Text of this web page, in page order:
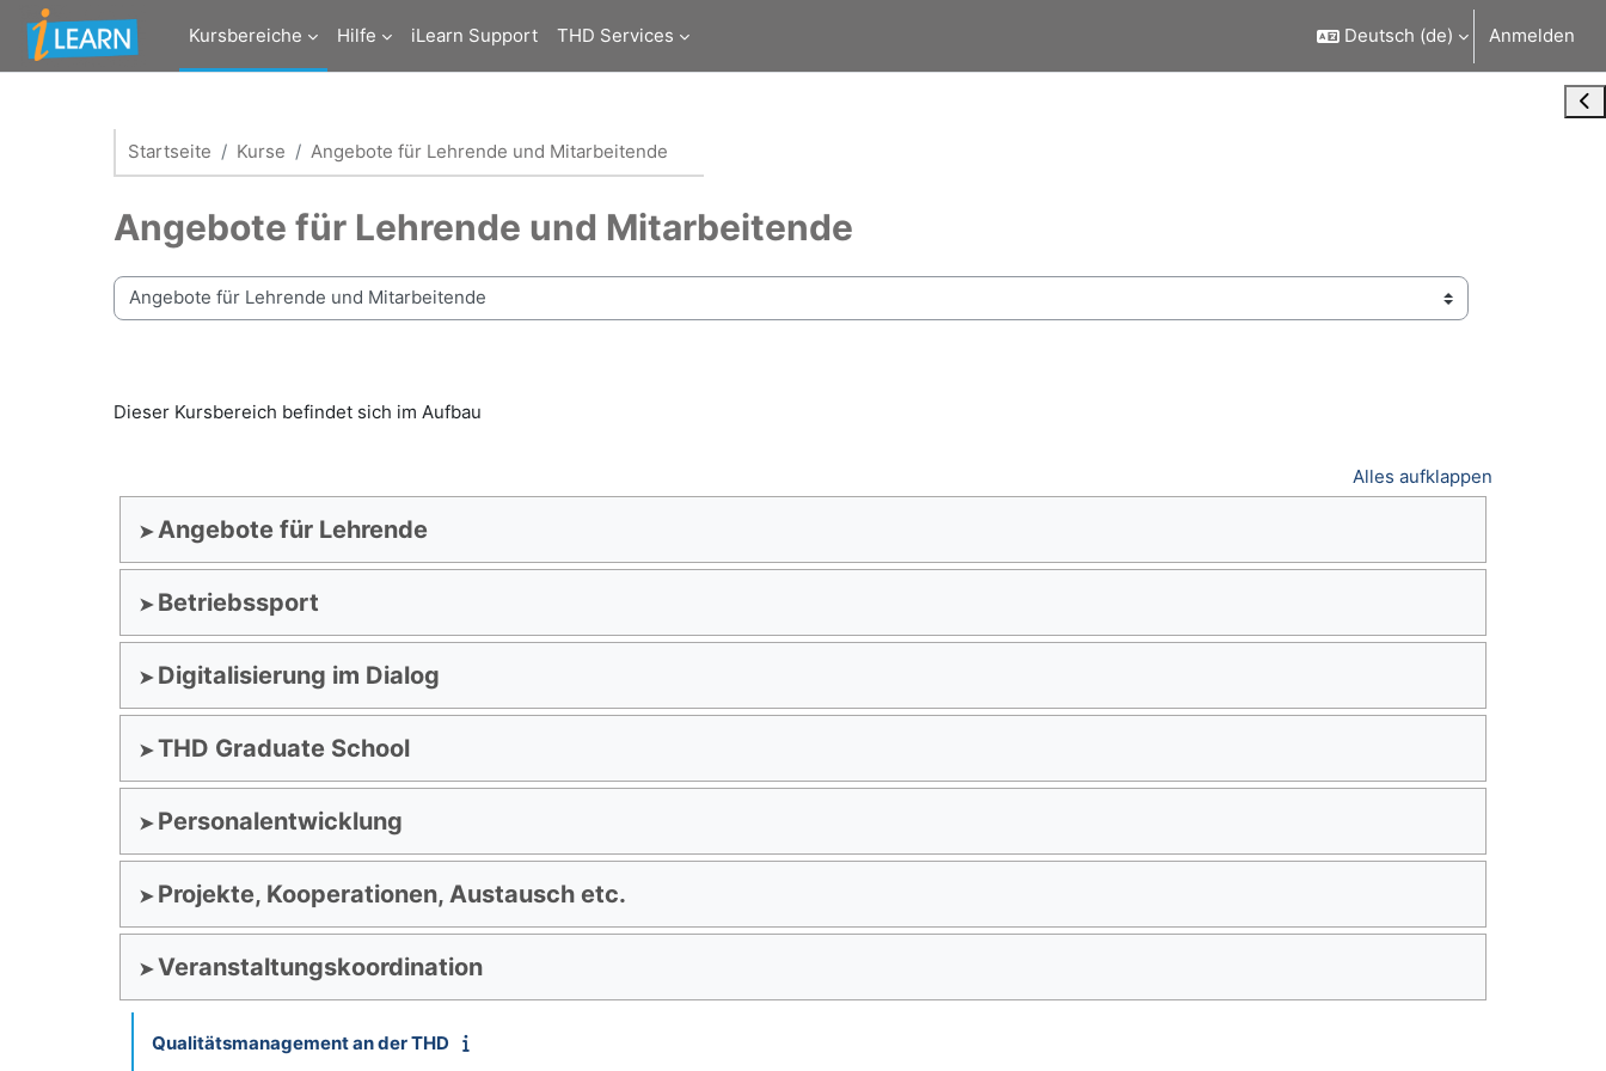
Zum Hauptinhalt
Kursbereiche
Hilfe iLearn Support THD Services Deutsch ‎(de)‎ Anmelden
Startseite Kurse Angebote für Lehrende und Mitarbeitende
Angebote für Lehrende und Mitarbeitende
Kursbereiche
Dieser Kursbereich befindet sich im Aufbau
Alles aufklappen
Angebote für Lehrende
Betriebssport
Digitalisierung im Dialog
THD Graduate School
Personalentwicklung
Projekte, Kooperationen, Austausch etc.
Veranstaltungskoordination
Qualitätsmanagement an der THD